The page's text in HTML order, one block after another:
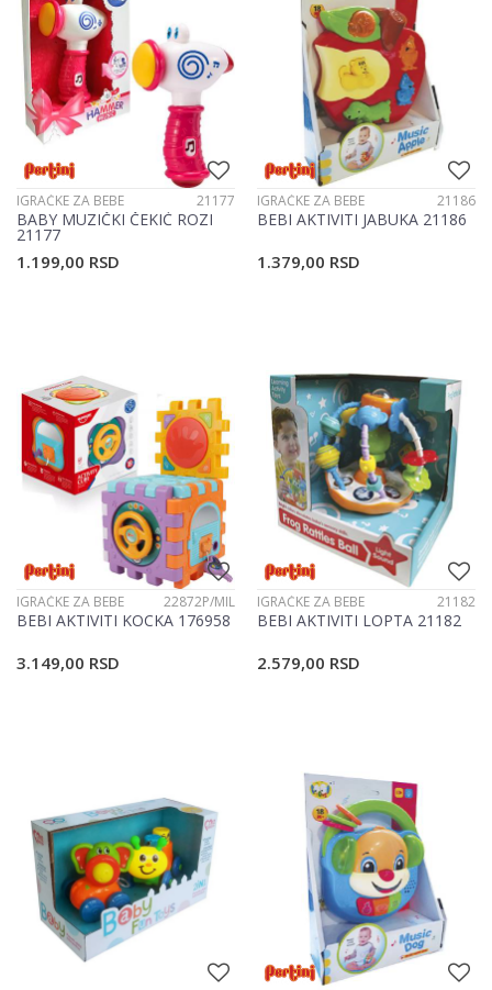
IGRAČKE ZA BEBE 21177
BABY MUZIČKI ČEKIĆ ROZI
21177
1.199,00 RSD
IGRAČKE ZA BEBE 21186
BEBI AKTIVITI JABUKA 21186
1.379,00 RSD
IGRAČKE ZA BEBE 22872P/MIL
BEBI AKTIVITI KOCKA 176958
3.149,00 RSD
IGRAČKE ZA BEBE 21182
BEBI AKTIVITI LOPTA 21182
2.579,00 RSD